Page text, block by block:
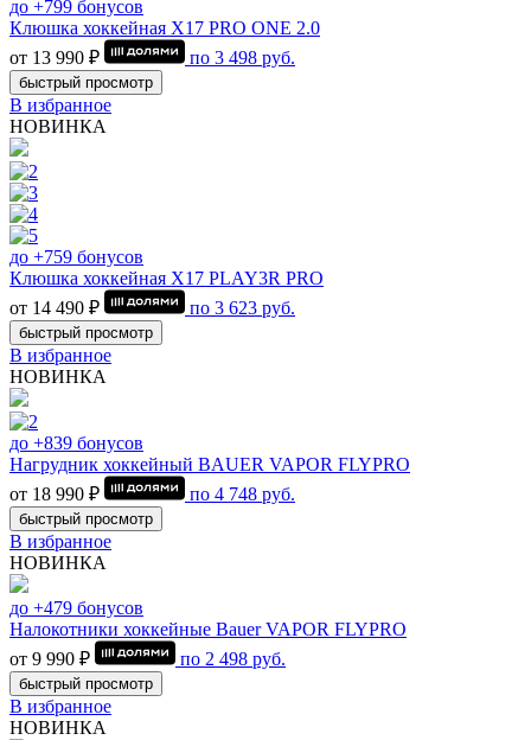
до +799 бонусов
Клюшка хоккейная Х17 PRO ONE 2.0
от 13 990 ₽
по 3 498 руб.
быстрый просмотр
В избранное
НОВИНКА
до +759 бонусов
Клюшка хоккейная Х17 PLAY3R PRO
от 14 490 ₽
по 3 623 руб.
быстрый просмотр
В избранное
НОВИНКА
до +839 бонусов
Нагрудник хоккейный BAUER VAPOR FLYPRO
от 18 990 ₽
по 4 748 руб.
быстрый просмотр
В избранное
НОВИНКА
до +479 бонусов
Налокотники хоккейные Bauer VAPOR FLYPRO
от 9 990 ₽
по 2 498 руб.
быстрый просмотр
В избранное
НОВИНКА